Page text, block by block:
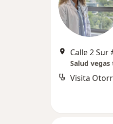
Calle 2 Sur
Salud
Visita